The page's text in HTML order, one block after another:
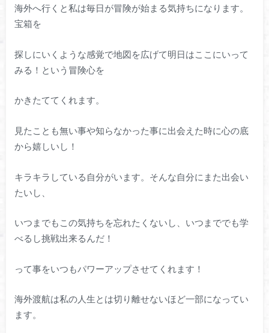
海外へ行くと私は毎日が冒険が始まる気持ちになります。
宝箱を
探しにいくような感覚で地図を広げて明日はここにいって
みる！という冒険心を
かきたててくれます。
見たことも無い事や知らなかった事に出会えた時に心の底
から嬉しいし！
キラキラしている自分がいます。そんな自分にまた出会い
たいし、
いつまでもこの気持ちを忘れたくないし、いつまででも学
べるし挑戦出来るんだ！
って事をいつもパワーアップさせてくれます！
海外渡航は私の人生とは切り離せないほど一部になってい
ます。